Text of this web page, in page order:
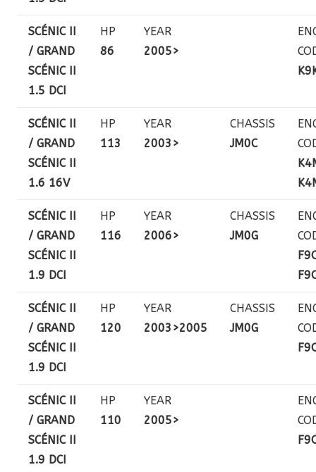
SCÉNIC II
/ GRAND
SCÉNIC II
1.5 DCI
HP
86
YEAR
2005>
SCÉNIC II
/ GRAND
SCÉNIC II
1.6 16V
HP
113
YEAR
2003>
CHASSIS
JM0C
SCÉNIC II
/ GRAND
SCÉNIC II
1.9 DCI
HP
116
YEAR
2006>
CHASSIS
JM0G
SCÉNIC II
/ GRAND
SCÉNIC II
1.9 DCI
HP
120
YEAR
2003>2005
CHASSIS
JM0G
SCÉNIC II
/ GRAND
SCÉNIC II
1.9 DCI
HP
110
YEAR
2005>